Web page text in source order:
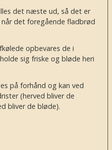
det næste ud, så det er
det foregående fladbrød
opbevares de i
sig friske og bløde heri
på forhånd og kan ved
(herved bliver de
bliver de bløde).